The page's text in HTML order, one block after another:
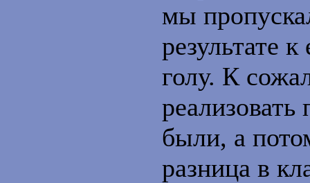
мы
результате
голу. К
были, а
разница в